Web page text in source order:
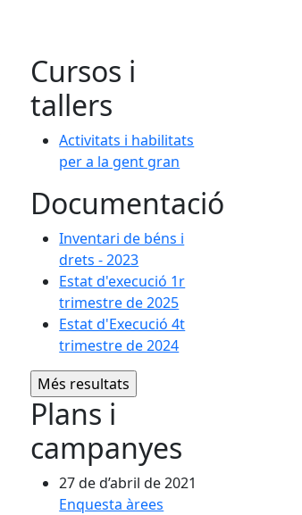
Cursos i
tallers
Activitats i habilitats
per a la gent gran
Documentació
Inventari de béns i
drets - 2023
Estat d'execució 1r
trimestre de 2025
Estat d'Execució 4t
trimestre de 2024
Plans i
campanyes
27 de d’abril de 2021
Enquesta àrees